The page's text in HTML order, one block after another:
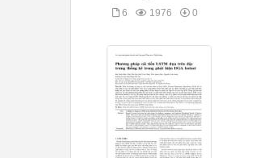
6 1976 0